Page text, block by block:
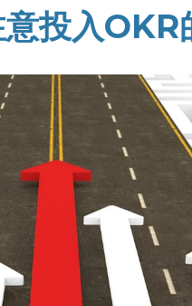
投入OKR